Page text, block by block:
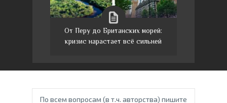
От Перу до Британских морей:
кризис нарастает всё сильней
По всем вопросам (в т.ч. авторства) пишите